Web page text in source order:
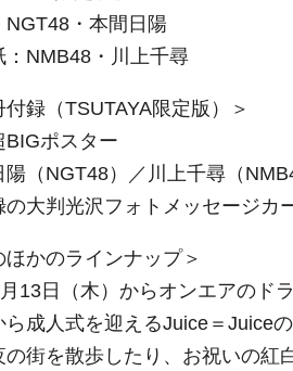
NGT48・本間日陽
：NMB48・川上千尋
付録（TSUTAYA限定版）＞
BIGポスター
陽（NGT48）／川上千尋（
大判光沢フォトメッセージカ
ほかのラインナップ＞
13日（木）からオンエアのド
ら成人式を迎えるJuice＝Juice
の街を散歩したり、お祝いの紅